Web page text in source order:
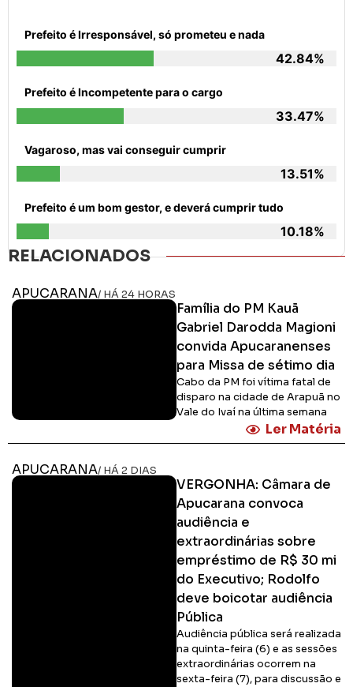
Prefeito é Irresponsável, só prometeu e nada
42.84%
Prefeito é Incompetente para o cargo
33.47%
Vagaroso, mas vai conseguir cumprir
13.51%
Prefeito é um bom gestor, e deverá cumprir tudo
10.18%
RELACIONADOS
APUCARANA/ HÁ 24 HORAS
Família do PM Kauã
Gabriel Darodda Magioni
convida Apucaranenses
para Missa de sétimo dia
Cabo da PM foi vítima fatal de
disparo na cidade de Arapuã no
Vale do Ivaí na última semana
Ler Matéria
APUCARANA/ HÁ 2 DIAS
VERGONHA: Câmara de
Apucarana convoca
audiência e
extraordinárias sobre
empréstimo de R$ 30 mi
do Executivo; Rodolfo
deve boicotar audiência
Pública
Audiência pública será realizada
na quinta-feira (6) e as sessões
extraordinárias ocorrem na
sexta-feira (7), para discussão e